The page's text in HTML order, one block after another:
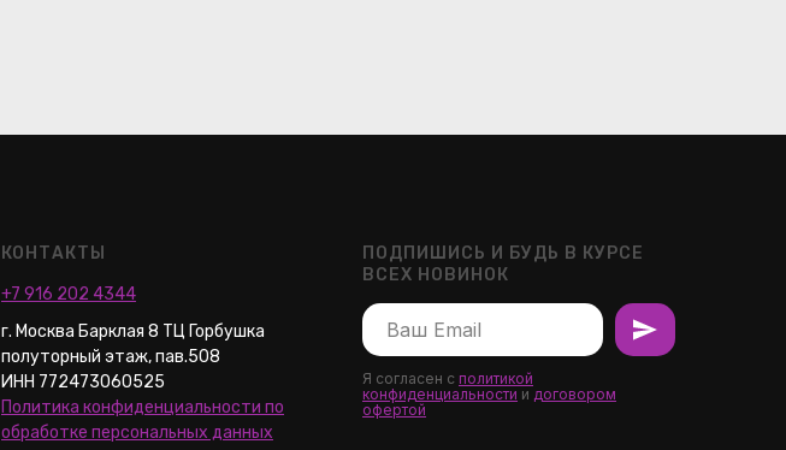
КОНТАКТЫ
+7 916 202 4344
г. Москва Барклая 8 ТЦ Горбушка
полуторный этаж, пав.508
ИНН 772473060525
Политика конфиденциальности по
обработке персональных данных
ПОДПИШИСЬ И БУДЬ В КУРСЕ
ВСЕХ НОВИНОК
Я согласен с политикой
конфиденциальности и договором
офертой